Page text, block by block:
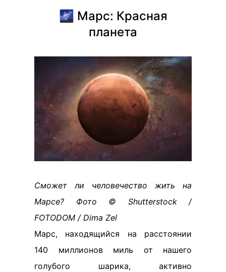
🌌 Марс: Красная
планета
Сможет ли человечество жить на
Марсе? Фото © Shutterstock /
FOTODOM / Dima Zel
Марс, находящийся на расстоянии
140 миллионов миль от нашего
голубого шарика, активно